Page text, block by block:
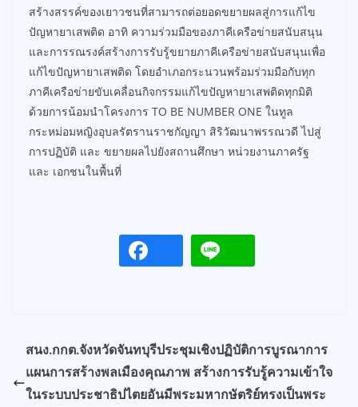
สร้างสรรค์ของเยาวชนที่สามารถต่อยอดขยายผลสู่การแก้ไข
ปัญหายาเสพติด อาทิ ความร่วมมือของภาคีเครือข่ายสนับสนุน
และการรณรงค์สร้างการรับรู้ขยายภาคีเครือข่ายสนับสนุนเพื่อ
แก้ไขปัญหายาเสพติด โดยอำเภอกระนวนพร้อมร่วมมือกับทุก
ภาคีเครือข่ายขับเคลื่อนกิจกรรมแก้ไขปัญหายาเสพติดทุกมิติ
ด้วยการน้อมนำโครงการ TO BE NUMBER ONE ในทูล
กระหม่อมหญิงอุบลรัตรานราชกัญญา สิริวัฒนาพรรณวดี ไปสู่
การปฏิบัติ และ ขยายผลไปยังสถานศึกษา หน่วยงานภาครัฐ
และ เอกชนในพื้นที่
สนง.กกต.จังหวัดจันทบุรีประชุมเชิงปฏิบัติการบูรณาการ
แผนการสร้างพลเมืองคุณภาพ สร้างการรับรู้ความเข้าใจ
ในระบบประชาธิปไตยอันมีพระมหากษัตริย์ทรงเป็นพระ